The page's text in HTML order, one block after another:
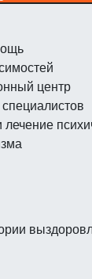
центр
лечение